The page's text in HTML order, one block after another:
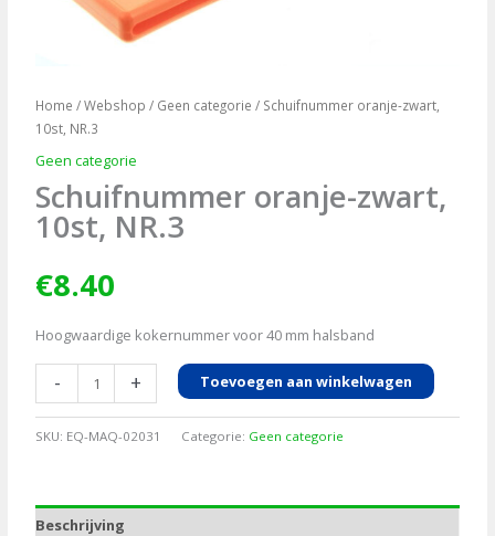
Home /Webshop / Geen categorie / Schuifnummer oranje-zwart,
10st, NR.3
Geen categorie
Schuifnummer oranje-zwart,
10st, NR.3
€8.40
Hoogwaardige kokernummer voor 40 mm halsband
-
Schuifnummer
oranje-
aantal
+ Toevoegen aan winkelwagen
SKU: EQ-MAQ-02031 Categorie: Geen categorie
Beschrijving